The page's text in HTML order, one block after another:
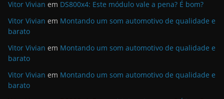
Vitor Vivian em DS800x4: Este módulo vale a pena? É bom?
Vitor Vivian em Montando um som automotivo de qualidade e
barato
Vitor Vivian em Montando um som automotivo de qualidade e
barato
Vitor Vivian em Montando um som automotivo de qualidade e
barato